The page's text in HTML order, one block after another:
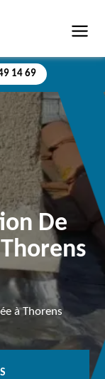
14 69
De
à Thorens